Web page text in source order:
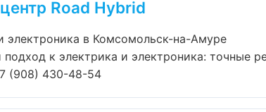
Road Hybrid
электроника в Комсомольск-на-Амуре
подход к электрика и электроника: точные
(908) 430-48-54